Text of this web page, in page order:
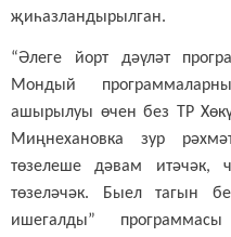
җиһазландырылган.
“Әлеге йорт дәүләт
Мондый
ашырылуы өчен без ТР
Миңнехановка зур
төзелеше дәвам итәчәк,
төзеләчәк. Быел тагын
ишегалды”